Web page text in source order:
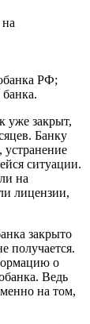
РФ;
уже закрыт,
Банку
устранение
ситуации.
на
лицензии,
закрыто
получается.
о
Ведь
на том,